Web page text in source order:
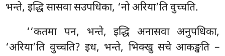
भन्ते, इद्धि सासवा सउपधिका, ‘नो अरिया’ति वुच्चति.
‘‘कतमा पन, भन्ते, इद्धि अनासवा अनुपधिका,
‘अरिया’ति वुच्चति? इध, भन्ते, भिक्खु सचे आकङ्खति –